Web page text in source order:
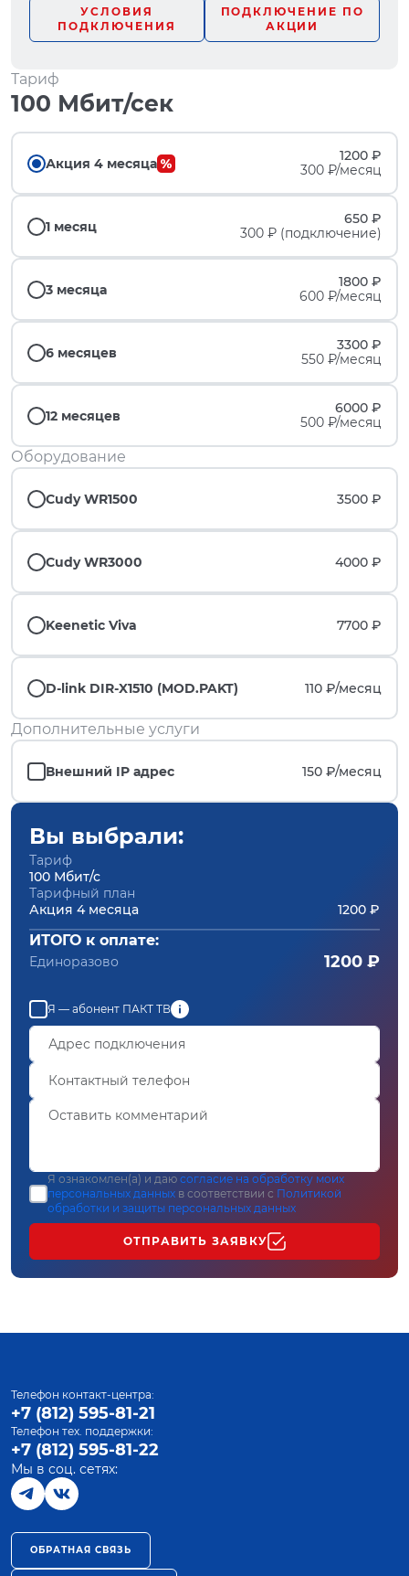
УСЛОВИЯ
ПОДКЛЮЧЕНИЯ
ПОДКЛЮЧЕНИЕ ПО
АКЦИИ
Тариф
100 Мбит/сек
Акция 4 месяца
1200 ₽
300 ₽/месяц
1 месяц
650 ₽
300 ₽ (подключение)
3 месяца
1800 ₽
600 ₽/месяц
6 месяцев
3300 ₽
550 ₽/месяц
12 месяцев
6000 ₽
500 ₽/месяц
Оборудование
Cudy WR1500 3500 ₽
Cudy WR3000 4000 ₽
Keenetic Viva 7700 ₽
D-link DIR-X1510 (MOD.PAKT) 110 ₽/месяц
Дополнительные услуги
Внешний IP адрес 150 ₽/месяц
Вы выбрали:
Тариф
100 Мбит/с
Тарифный план
Акция 4 месяца
1200 ₽
ИТОГО к оплате:
Единоразово 1200 ₽
Я — абонент ПАКТ ТВ
Я ознакомлен(а) и даю согласие на обработку моих
персональных данных в соответствии с Политикой
обработки и защиты персональных данных
ОТПРАВИТЬ ЗАЯВКУ
Телефон контакт-центра:
+7 (812) 595-81-21
Телефон тех. поддержки:
+7 (812) 595-81-22
Мы в соц. сетях:
ОБРАТНАЯ СВЯЗЬ